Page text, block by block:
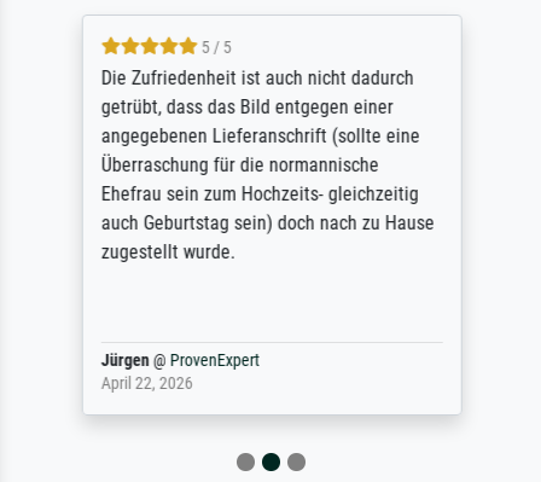
5 / 5
Die Zufriedenheit ist auch nicht dadurch
getrübt, dass das Bild entgegen einer
angegebenen Lieferanschrift (sollte eine
Überraschung für die normannische
Ehefrau sein zum Hochzeits- gleichzeitig
auch Geburtstag sein) doch nach zu Hause
zugestellt wurde.
Jürgen@ ProvenExpert
April 22, 2026